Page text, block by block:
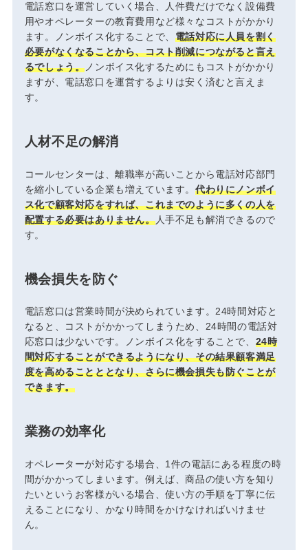
電話窓口を運営していく場合、人件費だけでなく設備費
用やオペレーターの教育費用など様々なコストがかかり
ます。ノンボイス化することで、 電話対応に人員を割く
必要がなくなることから、コスト削減につながると言え
るでしょう。 ノンボイス化するためにもコストがかかり
ますが、電話窓口を運営するよりは安く済むと言えま
す。
人材不足の解消
コールセンターは、離職率が高いことから電話対応部門
を縮小している企業も増えています。代わりにノンボイ
ス化で顧客対応をすれば、これまでのように多くの人を
配置する必要はありません。人手不足も解消できるので
す。
機会損失を防ぐ
電話窓口は営業時間が決められています。24時間対応と
なると、コストがかかってしまうため、24時間の電話対
応窓口は少ないです。ノンボイス化をすることで、 24時
間対応することができるようになり、その結果顧客満足
度を高めることととなり、さらに機会損失も防ぐことが
できます。
業務の効率化
オペレーターが対応する場合、1件の電話にある程度の時
間がかかってしまいます。例えば、商品の使い方を知り
たいというお客様がいる場合、使い方の手順を丁寧に伝
えることになり、かなり時間をかけなければいけませ
ん。